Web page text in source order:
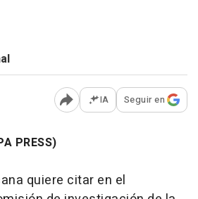
Abrir opciones para
IA Seguir en
PRESS)
quiere citar en el